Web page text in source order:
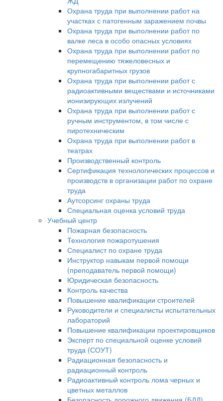
Охрана труда при выполнении работ на
участках с патогенным заражением почвы
Охрана труда при выполнении работ по
валке леса в особо опасных условиях
Охрана труда при выполнении работ по
перемещению тяжеловесных и
крупногабаритных грузов
Охрана труда при выполнении работ с
радиоактивными веществами и источниками
ионизирующих излучений
Охрана труда при выполнении работ с
ручным инструментом, в том числе с
пиротехническим
Охрана труда при выполнении работ в
театрах
Производственный контроль
Сертификация технологических процессов и
производств в организации работ по охране
труда
Аутсорсинг охраны труда
Специальная оценка условий труда
Учебный центр
Пожарная безопасность
Технология пожаротушения
Специалист по охране труда
Инструктор навыкам первой помощи
(преподаватель первой помощи)
Юридическая безопасность
Контроль качества
Повышение квалификации строителей
Руководители и специалисты испытательных
лабораторий
Повышение квалификации проектировщиков
Эксперт по специальной оценке условий
труда (СОУТ)
Радиационная безопасность и
радиационный контроль
Радиоактивный контроль лома черных и
цветных металлов